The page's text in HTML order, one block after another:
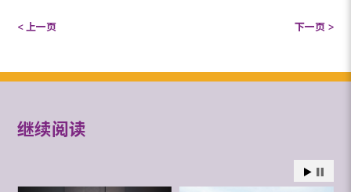
< 上一页 下一页 >
继续阅读